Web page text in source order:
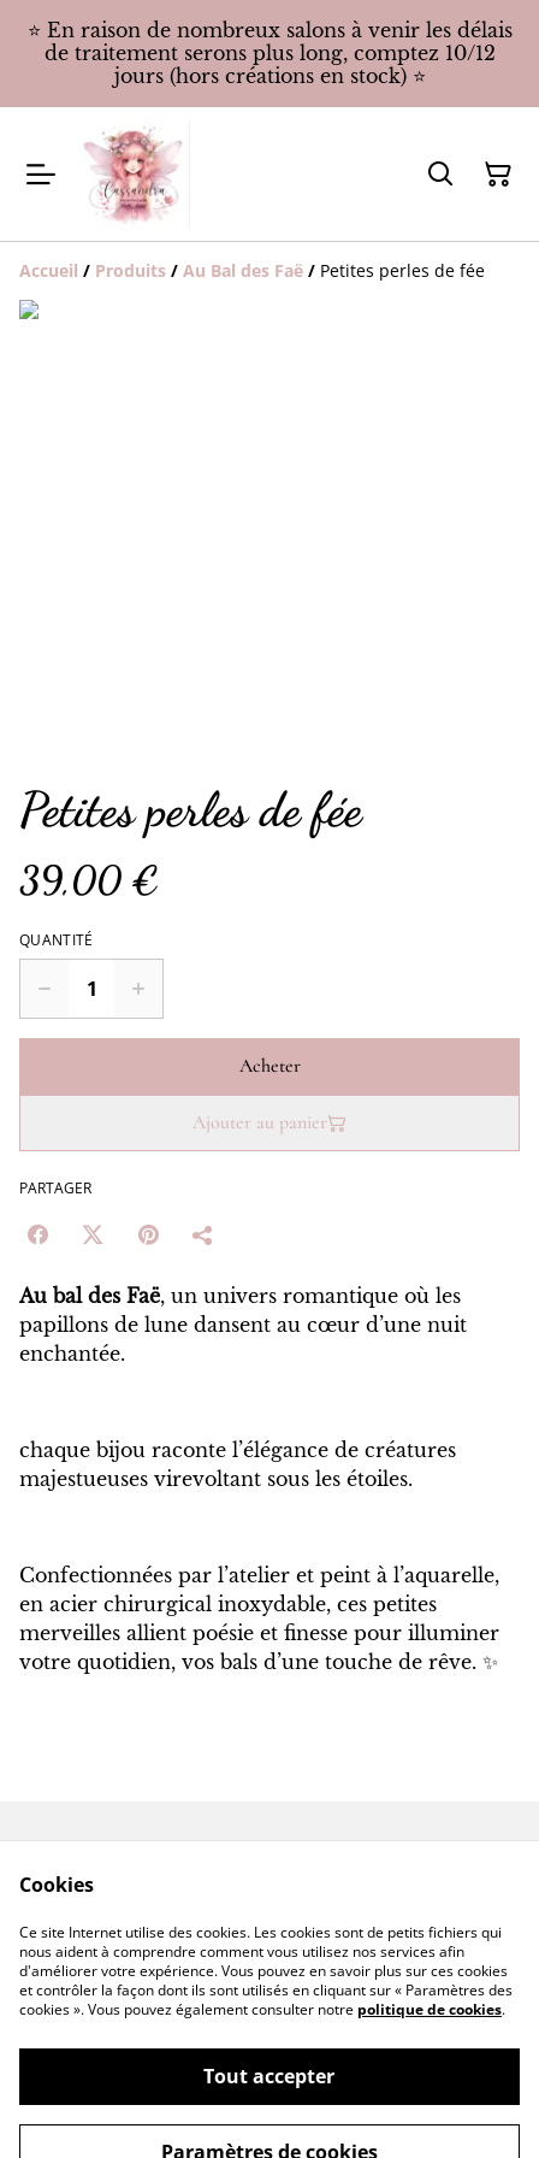
⭐️ En raison de nombreux salons à venir les délais
de traitement serons plus long, comptez 10/12
jours (hors créations en stock) ⭐️
Accueil / Produits / Au Bal des Faë / Petites perles de fée
Petites perles de fée
39,00 €
QUANTITÉ
Acheter
Ajouter au panier
PARTAGER
Au bal des Faë, un univers romantique où les
papillons de lune dansent au cœur d’une nuit
enchantée.
chaque bijou raconte l’élégance de créatures
majestueuses virevoltant sous les étoiles.
Confectionnées par l’atelier et peint à l’aquarelle,
en acier chirurgical inoxydable, ces petites
merveilles allient poésie et finesse pour illuminer
votre quotidien, vos bals d’une touche de rêve. ✨
Livraison hors France
©2026CassandraFAIRYHOUSE
Cookies
Ce site Internet utilise des cookies. Les cookies sont de petits fichiers qui
nous aident à comprendre comment vous utilisez nos services afin
d'améliorer votre expérience. Vous pouvez en savoir plus sur ces cookies
et contrôler la façon dont ils sont utilisés en cliquant sur « Paramètres des
cookies ». Vous pouvez également consulter notre politique de cookies.
Tout accepter
Paramètres de cookies